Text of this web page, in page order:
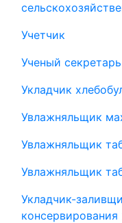
Учетчик
Ученый секретарь
Укладчик
Увлажняльщик
Увлажняльщик
Увлажняльщик
Укладчик-